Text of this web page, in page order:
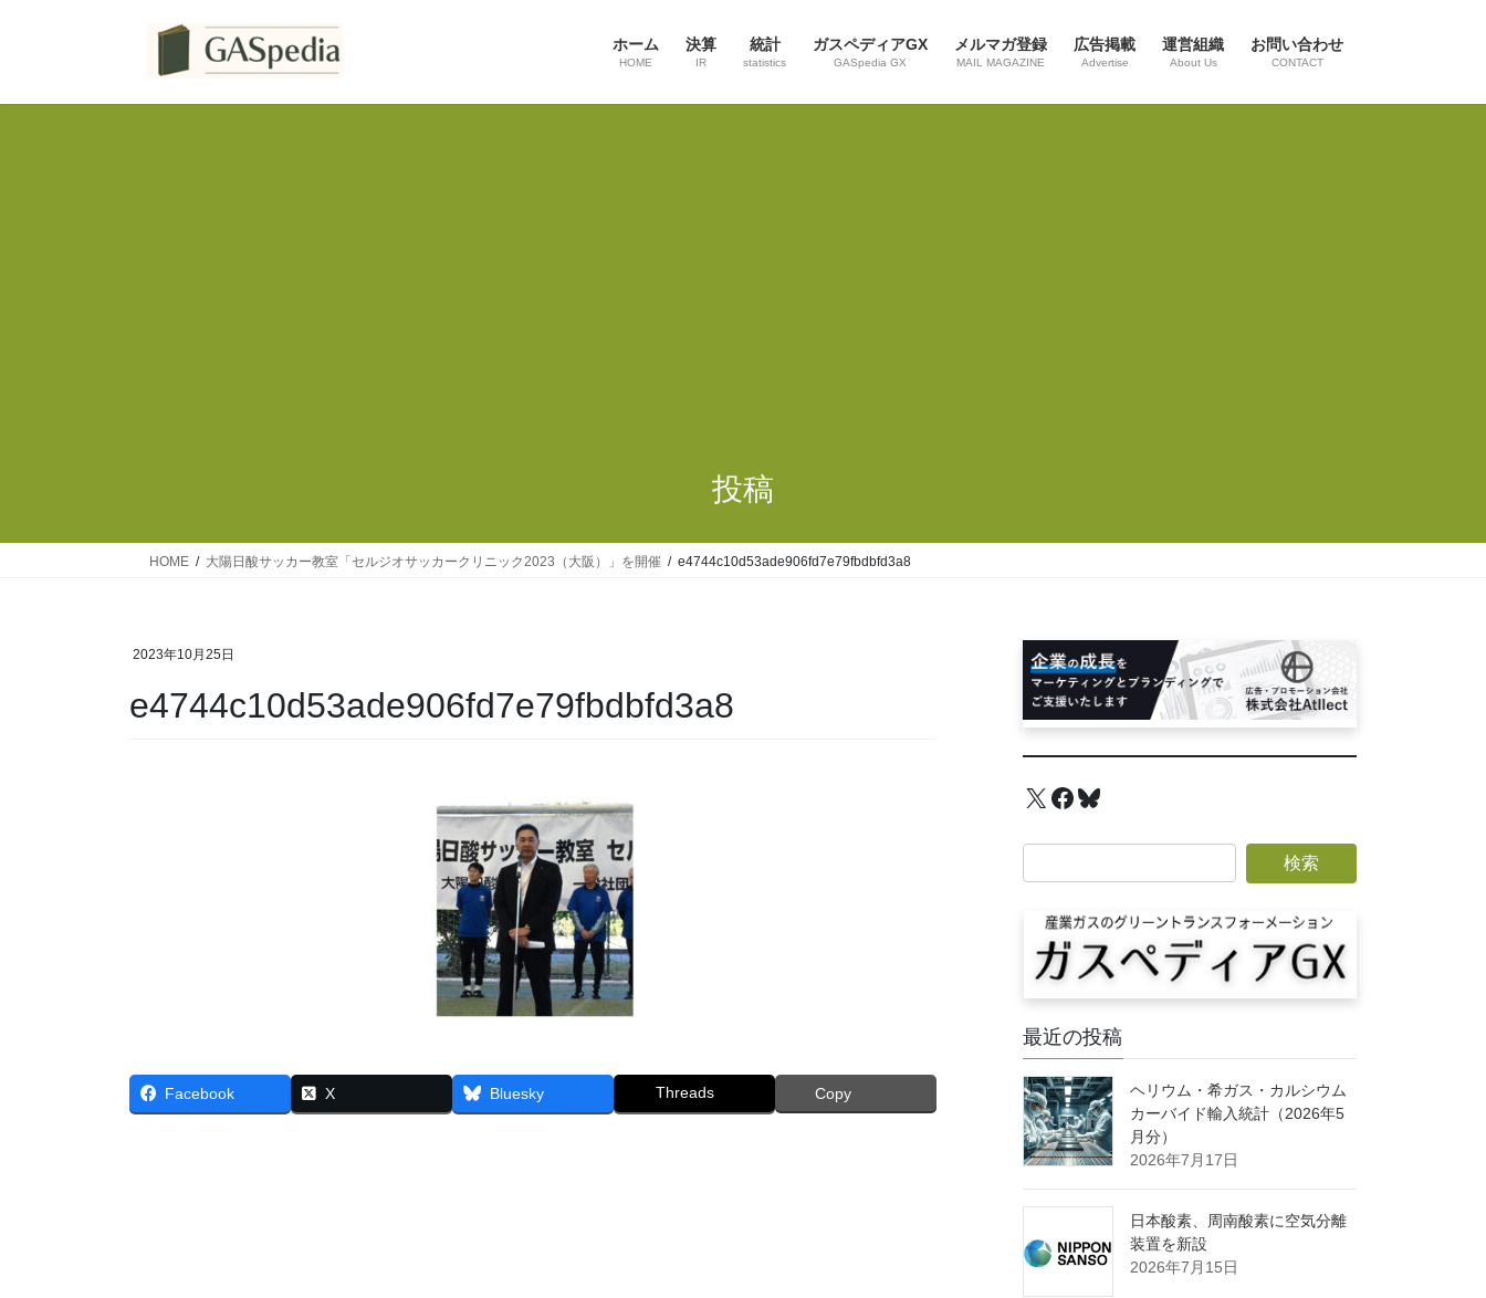
ホーム
HOME
決算
IR
統計
statistics
ガスペディアGX
GASpedia GX
メルマガ登録
MAIL MAGAZINE
広告掲載
Advertise
運営組織
About Us
お問い合わせ
CONTACT
投稿
HOME 大陽日酸サッカー教室「セルジオサッカークリニック2023（大阪）」を開催 e4744c10d53ade906fd7e79fbdbfd3a8
2023年10月25日
e4744c10d53ade906fd7e79fbdbfd3a8
Facebook X Bluesky Threads Copy
X Facebook
Bluesky
最近の投稿
ヘリウム・希ガス・カルシウム
カーバイド輸入統計（2026年5
月分）
2026年7月17日
日本酸素、周南酸素に空気分離
装置を新設
2026年7月15日